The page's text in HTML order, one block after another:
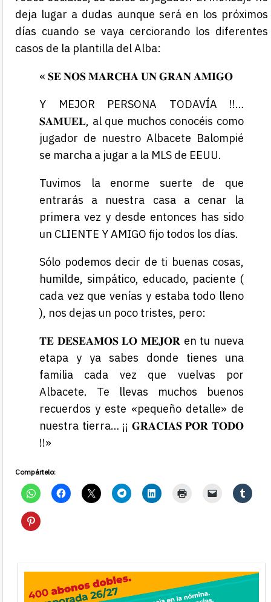
deja lugar a dudas aunque será en los próximos
días cuando se vaya cerciorando los diferentes
casos de la plantilla del Alba:
« 𝐒𝐄 𝐍𝐎𝐒 𝐌𝐀𝐑𝐂𝐇𝐀 𝐔𝐍 𝐆𝐑𝐀𝐍 𝐀𝐌𝐈𝐆𝐎
Y MEJOR PERSONA TODAVÍA !!…
𝐒𝐀𝐌𝐔𝐄𝐋, al que muchos conocéis como
jugador de nuestro Albacete Balompié
se marcha a jugar a la MLS de EEUU.
Tuvimos la enorme suerte de que
entrarás a nuestra casa a cenar la
primera vez y desde entonces has sido
un CLIENTE Y AMIGO fijo todos los días.
Sólo podemos decir de ti buenas cosas,
humilde, simpático, educado, paciente (
cada vez que venías y estaba todo lleno
), nos dejas un poco tristes, pero:
𝐓𝐄 𝐃𝐄𝐒𝐄𝐀𝐌𝐎𝐒 𝐋𝐎 𝐌𝐄𝐉𝐎𝐑 en tu nueva
etapa y ya sabes donde tienes una
familia cada vez que vuelvas por
Albacete. Te llevas muchos buenos
recuerdos y este «pequeño detalle» de
nuestra tierra… ¡¡ 𝐆𝐑𝐀𝐂𝐈𝐀𝐒 𝐏𝐎𝐑 𝐓𝐎𝐃𝐎
!!»
Compártelo: